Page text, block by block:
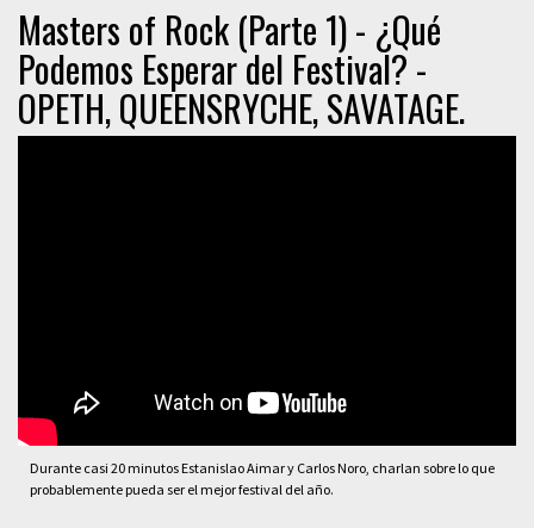
Masters of Rock (Parte 1) - ¿Qué
Podemos Esperar del Festival? -
OPETH, QUEENSRYCHE, SAVATAGE.
Durante casi 20 minutos Estanislao Aimar y Carlos Noro, charlan sobre lo que
probablemente pueda ser el mejor festival del año.